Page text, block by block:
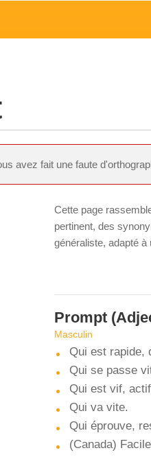
avez fait une faute
Cette page
pertinent, des
généraliste, adapté
Prompt
Masculin
Qui est rapide,
Qui se passe
Qui est vif,
Qui va vite.
Qui éprouve,
(Canada)